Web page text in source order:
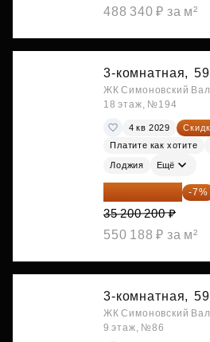
488 340 ₽ за м²
3-комнатная,
ЖК Симоновский
18 этаж, №194
4 кв 2029
Платите как хотите
Лоджия Ещё
32 736 186 ₽ -7%
35 200 200 ₽
550 188 ₽ за м²
3-комнатная,
ЖК Симоновский
9 этаж, №86